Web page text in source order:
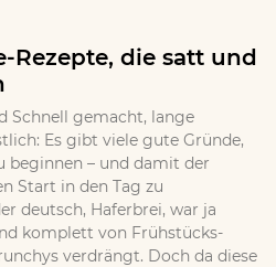
Rezepte, die satt und
Schnell gemacht, lange
Es gibt viele gute Gründe,
beginnen – und damit der
Start in den Tag zu
deutsch, Haferbrei, war ja
komplett von Frühstücks-
verdrängt. Doch da diese